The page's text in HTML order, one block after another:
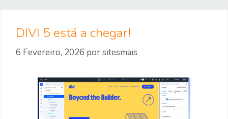
DIVI 5 está a chegar!
6 Fevereiro, 2026 porsitesmais